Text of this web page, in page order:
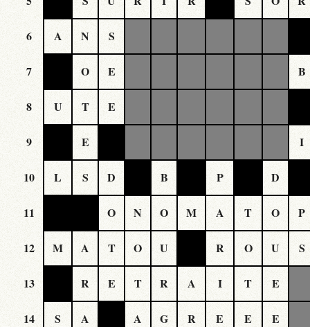
6 A N S
7 O E B
8 U T E
9 E I
10 L S D B P D
11 O N O M A T O P
12 M A T O U R O U S
13 R E T R A I T E
14 S A A G R E E E